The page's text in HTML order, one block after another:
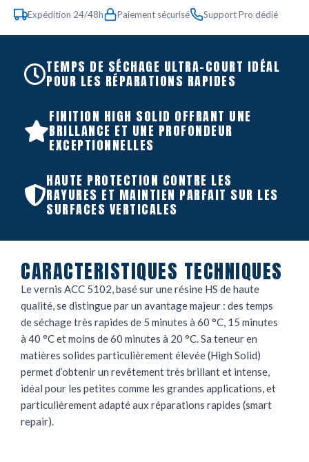
Expédition 24/48h Paiement sécurisé Support Pro dédié
TEMPS DE SÉCHAGE ULTRA-COURT IDÉAL
POUR LES RÉPARATIONS RAPIDES
FINITION HIGH SOLID OFFRANT UNE
BRILLANCE ET UNE PROFONDEUR
EXCEPTIONNELLES
HAUTE PROTECTION CONTRE LES
RAYURES ET MAINTIEN PARFAIT SUR LES
SURFACES VERTICALES
CARACTERISTIQUES TECHNIQUES
Le vernis ACC 5102, basé sur une résine HS de haute
qualité, se distingue par un avantage majeur : des temps
de séchage très rapides de 5 minutes à 60 °C, 15 minutes
à 40 °C et moins de 60 minutes à 20 °C. Sa teneur en
matières solides particulièrement élevée (High Solid)
permet d’obtenir un revêtement très brillant et intense,
idéal pour les petites comme les grandes applications, et
particulièrement adapté aux réparations rapides (smart
repair).